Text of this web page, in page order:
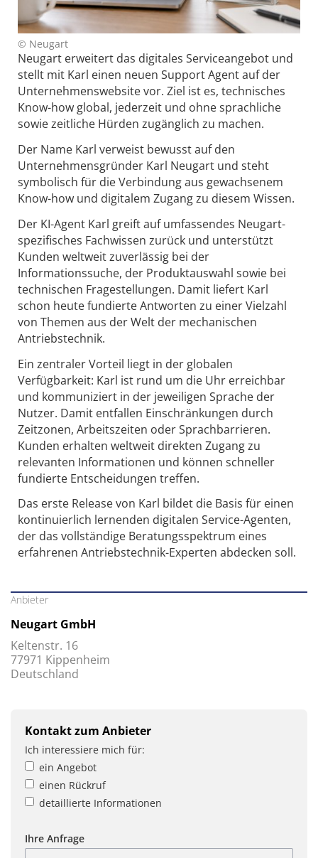
© Neugart
Neugart erweitert das digitales Serviceangebot und
stellt mit Karl einen neuen Support Agent auf der
Unternehmenswebsite vor. Ziel ist es, technisches
Know-how global, jederzeit und ohne sprachliche
sowie zeitliche Hürden zugänglich zu machen.
Der Name Karl verweist bewusst auf den
Unternehmensgründer Karl Neugart und steht
symbolisch für die Verbindung aus gewachsenem
Know-how und digitalem Zugang zu diesem Wissen.
Der KI-Agent Karl greift auf umfassendes Neugart-
spezifisches Fachwissen zurück und unterstützt
Kunden weltweit zuverlässig bei der
Informationssuche, der Produktauswahl sowie bei
technischen Fragestellungen. Damit liefert Karl
schon heute fundierte Antworten zu einer Vielzahl
von Themen aus der Welt der mechanischen
Antriebstechnik.
Ein zentraler Vorteil liegt in der globalen
Verfügbarkeit: Karl ist rund um die Uhr erreichbar
und kommuniziert in der jeweiligen Sprache der
Nutzer. Damit entfallen Einschränkungen durch
Zeitzonen, Arbeitszeiten oder Sprachbarrieren.
Kunden erhalten weltweit direkten Zugang zu
relevanten Informationen und können schneller
fundierte Entscheidungen treffen.
Das erste Release von Karl bildet die Basis für einen
kontinuierlich lernenden digitalen Service-Agenten,
der das vollständige Beratungsspektrum eines
erfahrenen Antriebstechnik-Experten abdecken soll.
Anbieter
Neugart GmbH
Keltenstr. 16
77971 Kippenheim
Deutschland
Kontakt zum Anbieter
Ich interessiere mich für:
ein Angebot
einen Rückruf
detaillierte Informationen
Ihre Anfrage